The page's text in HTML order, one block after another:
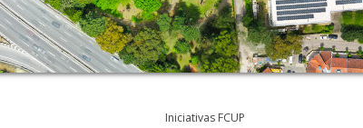
Iniciativas FCUP